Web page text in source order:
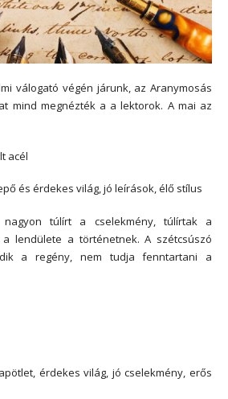
válogató végén járunk, az Aranymosás
mind megnézték a a lektorok. A mai az
acél
és érdekes világ, jó leírások, élő stílus
nagyon túlírt a cselekmény, túlírtak a
lendülete a történetnek. A szétcsúszó
a regény, nem tudja fenntartani a
érdekes világ, jó cselekmény, erős